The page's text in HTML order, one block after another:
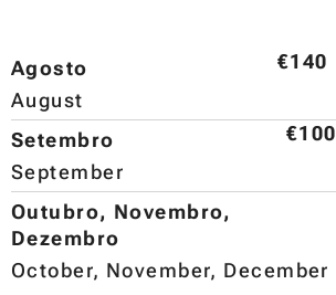
Agosto
August
€140
Setembro
September
€100
Outubro, Novembro,
Dezembro
October, November, December